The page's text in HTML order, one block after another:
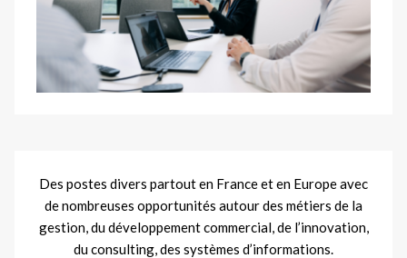
Des postes divers partout en France et en Europe avec
de nombreuses opportunités autour des métiers de la
gestion, du développement commercial, de l’innovation,
du consulting, des systèmes d’informations.